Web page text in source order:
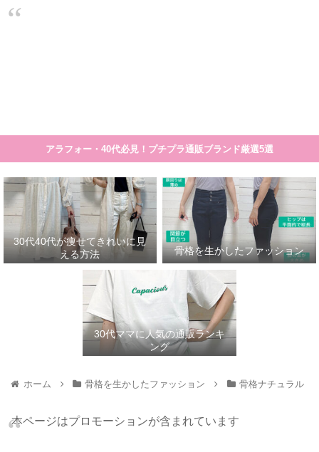
アラフォー・40代必見！プチプラ通販ブランド厳選5選
30代40代が痩せてきれいに見
える方法
骨格を生かしたファッション
30代ママに人気の通販ランキ
ング
ホーム 骨格を生かしたファッション 骨格ナチュラル
本ページはプロモーションが含まれています